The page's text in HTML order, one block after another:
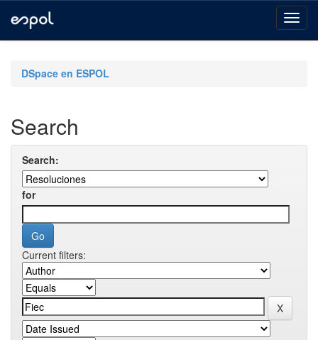
navigationDSpace en ESPOL
Search
Search:
for
Current filters: